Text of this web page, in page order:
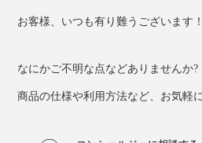
お客様、いつも有り難うございます！
なにかご不明な点などありませんか?
商品の仕様や利用方法など、お気軽